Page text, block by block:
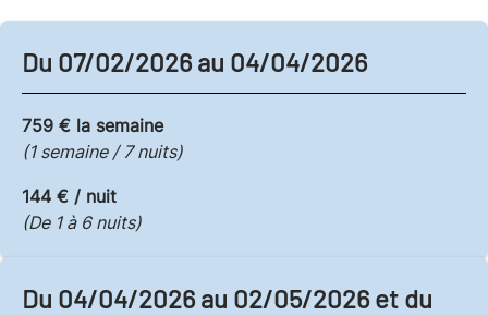
Du 07/02/2026 au 04/04/2026
759 € la semaine
(1 semaine / 7 nuits)
144 € / nuit
(De 1 à 6 nuits)
Du 04/04/2026 au 02/05/2026 et du